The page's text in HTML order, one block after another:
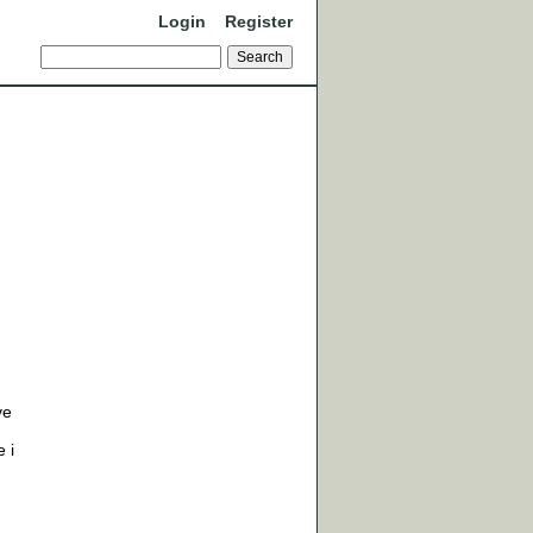
Login Register
i